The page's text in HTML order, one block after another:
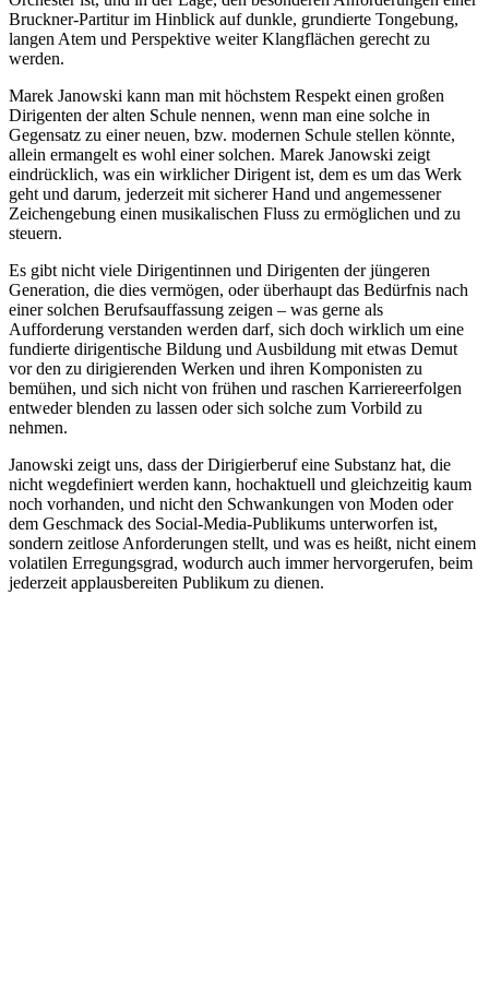
Bruckner-Partitur im Hinblick auf dunkle, grundierte Tongebung,
langen Atem und Perspektive weiter Klangflächen gerecht zu
werden.
Marek Janowski kann man mit höchstem Respekt einen großen
Dirigenten der alten Schule nennen, wenn man eine solche in
Gegensatz zu einer neuen, bzw. modernen Schule stellen könnte,
allein ermangelt es wohl einer solchen. Marek Janowski zeigt
eindrücklich, was ein wirklicher Dirigent ist, dem es um das Werk
geht und darum, jederzeit mit sicherer Hand und angemessener
Zeichengebung einen musikalischen Fluss zu ermöglichen und zu
steuern.
Es gibt nicht viele Dirigentinnen und Dirigenten der jüngeren
Generation, die dies vermögen, oder überhaupt das Bedürfnis nach
einer solchen Berufsauffassung zeigen – was gerne als
Aufforderung verstanden werden darf, sich doch wirklich um eine
fundierte dirigentische Bildung und Ausbildung mit etwas Demut
vor den zu dirigierenden Werken und ihren Komponisten zu
bemühen, und sich nicht von frühen und raschen Karriereerfolgen
entweder blenden zu lassen oder sich solche zum Vorbild zu
nehmen.
Janowski zeigt uns, dass der Dirigierberuf eine Substanz hat, die
nicht wegdefiniert werden kann, hochaktuell und gleichzeitig kaum
noch vorhanden, und nicht den Schwankungen von Moden oder
dem Geschmack des Social-Media-Publikums unterworfen ist,
sondern zeitlose Anforderungen stellt, und was es heißt, nicht einem
volatilen Erregungsgrad, wodurch auch immer hervorgerufen, beim
jederzeit applausbereiten Publikum zu dienen.